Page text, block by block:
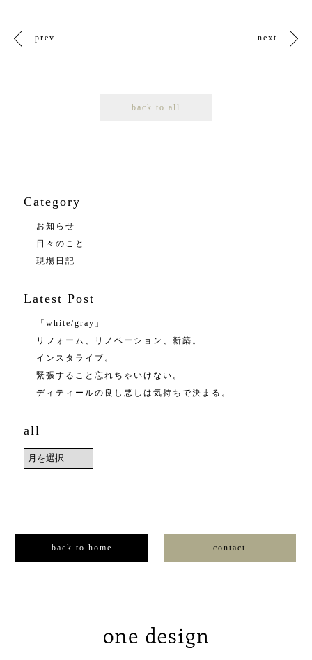
prev next
back to all
Category
お知らせ
日々のこと
現場日記
Latest Post
「white/gray」
リフォーム、リノベーション、新築。
インスタライブ。
緊張すること忘れちゃいけない。
ディティールの良し悪しは気持ちで決まる。
all
back to home contact